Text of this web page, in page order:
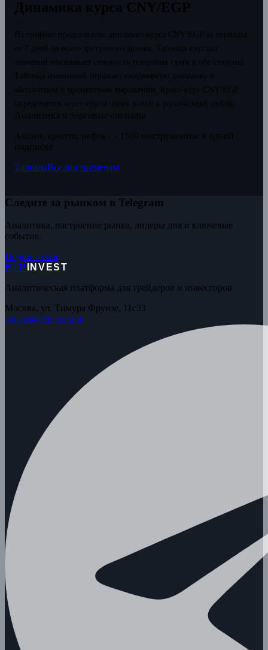
ТарифыВсе инструменты
Следите за рынком в Telegram
Аналитика, настроение рынка, лидеры дня и ключевые
события.
Подписаться
ETP
INVEST
Аналитическая платформа для трейдеров и инвесторов
Москва, ул. Тимура Фрунзе, 11с33
contact@etpinvest.ru